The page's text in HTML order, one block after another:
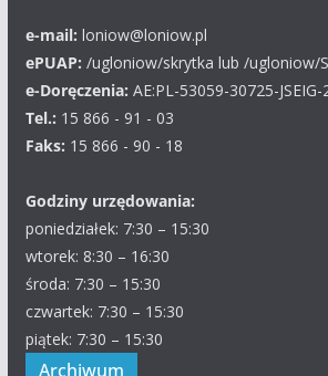
e-mail: loniow@loniow.pl
ePUAP: /ugloniow/skrytka lub /ugloniow/
e-Doręczenia: AE:PL-53059-30725-JSEIG-
Tel.: 15 866 - 91 - 03
Faks: 15 866 - 90 - 18
Godziny urzędowania:
poniedziałek: 7:30 – 15:30
wtorek: 8:30 – 16:30
środa: 7:30 – 15:30
czwartek: 7:30 – 15:30
piątek: 7:30 – 15:30
Archiwum